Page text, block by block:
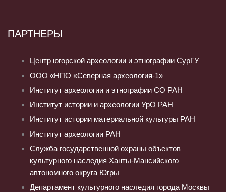
ПАРТНЕРЫ
Центр югорской археологии и этнографии СурГУ
ООО «НПО «Северная археология-1»
Институт археологии и этнографии СО РАН
Институт истории и археологии УрО РАН
Институт истории материальной культуры РАН
Институт археологии РАН
Служба государственной охраны объектов
культурного наследия Ханты-Мансийского
автономного округа Югры
Департамент культурного наследия города Москвы